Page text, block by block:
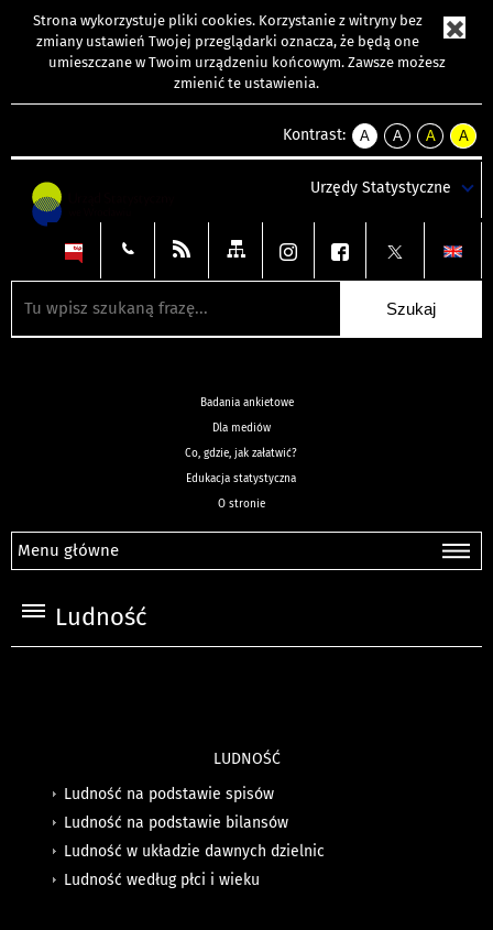
Strona wykorzystuje pliki cookies. Korzystanie z witryny bez
zmiany ustawień Twojej przeglądarki oznacza, że będą one
umieszczane w Twoim urządzeniu końcowym. Zawsze możesz
zmienić te ustawienia.
Kontrast:
A
kontrast
A
kontrast
tekst
czarnym
A
kontrast
tekst
czarnym
A
tekst
żółtym
Urzędy Statystyczne
Badania ankietowe
Dla mediów
Co, gdzie, jak załatwić?
Edukacja statystyczna
O stronie
Menu główne
Ludność
LUDNOŚĆ
Ludność na podstawie spisów
Ludność na podstawie bilansów
Ludność w układzie dawnych dzielnic
Ludność według płci i wieku